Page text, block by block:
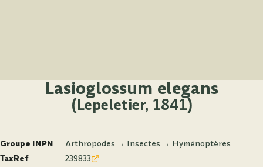
Lasioglossum elegans
(Lepeletier, 1841)
Groupe INPN
Arthropodes → Insectes → Hyménoptères
TaxRef
239833